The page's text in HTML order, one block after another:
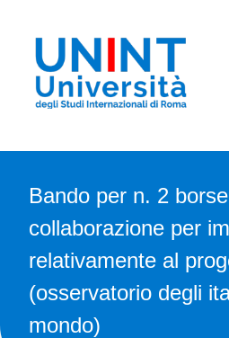
Bando per n. 2
collaborazione per
relativamente al
(osservatorio degli
mondo)